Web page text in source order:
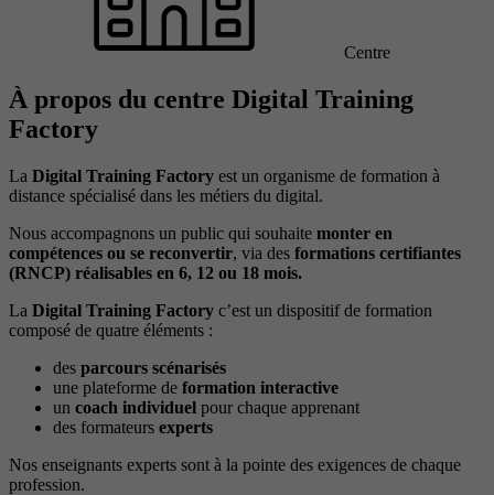
Centre
À propos du centre Digital Training
Factory
La Digital Training Factory est un organisme de formation à
distance spécialisé dans les métiers du digital.
Nous accompagnons un public qui souhaite monter en
compétences ou se reconvertir, via des formations certifiantes
(RNCP) réalisables en 6, 12 ou 18 mois.
La Digital Training Factory c’est un dispositif de formation
composé de quatre éléments :
des parcours scénarisés
une plateforme de formation interactive
un coach individuel pour chaque apprenant
des formateurs experts
Nos enseignants experts sont à la pointe des exigences de chaque
profession.